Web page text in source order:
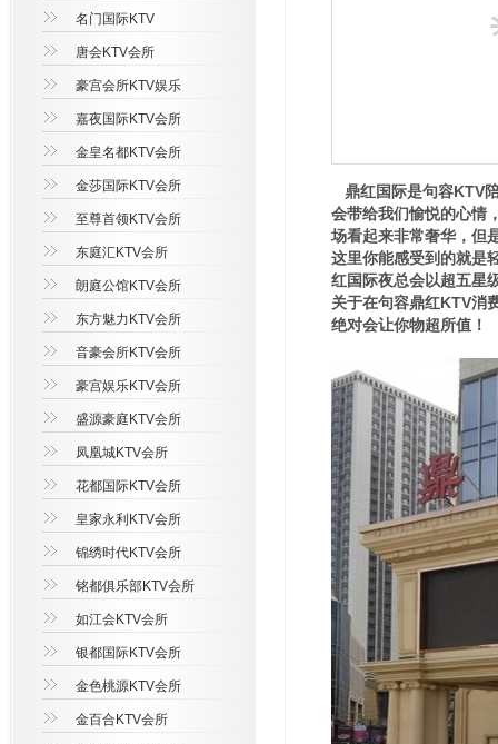
名门国际KTV
唐会KTV会所
豪宫会所KTV娱乐
嘉夜国际KTV会所
金皇名都KTV会所
金莎国际KTV会所
至尊首领KTV会所
东庭汇KTV会所
朗庭公馆KTV会所
东方魅力KTV会所
音豪会所KTV会所
豪宫娱乐KTV会所
盛源豪庭KTV会所
凤凰城KTV会所
花都国际KTV会所
皇家永利KTV会所
锦绣时代KTV会所
铭都俱乐部KTV会所
如江会KTV会所
银都国际KTV会所
金色桃源KTV会所
金百合KTV会所
鼎红国际是句容KTV
会带给我们愉悦的心情
场看起来非常奢华，但
这里你能感受到的就是
红国际夜总会以超五星
关于在句容鼎红KTV消
绝对会让你物超所值！